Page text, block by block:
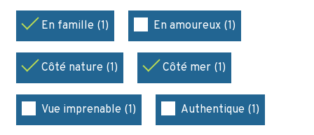
En famille (1) En amoureux (1)
Côté nature (1) Côté mer (1)
Vue imprenable (1) Authentique (1)